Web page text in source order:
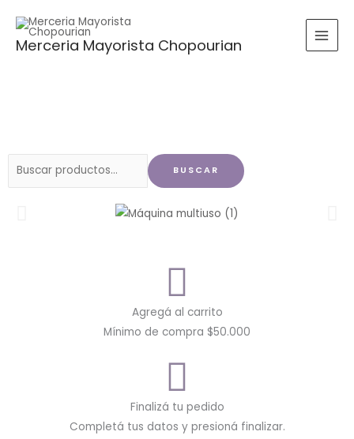
contenido
Merceria Mayorista Chopourian
Buscar
BUSCAR
Agregá al carrito
Mínimo de compra $50.000
Finalizá tu pedido
Completá tus datos y presioná finalizar.